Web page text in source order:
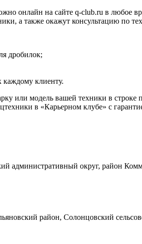
онлайн на сайте q-club.ru в
а также окажут консультацию по
дробилок;
клиенту.
или модель вашей техники в
в «Карьерном клубе» с
административный округ, район
район, Солонцовский